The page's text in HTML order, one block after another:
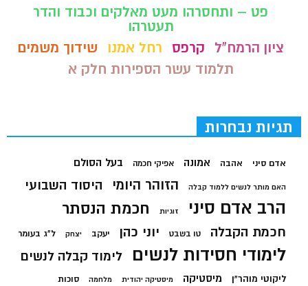
פט – ותחסרהו מעט מאלקים וכבוד והדר
תעטרהו
ציון הרמח"ל
קרפס רחל אמנו
שידוך משמים
תלמוד עשר הספירות חלק א
תגיות נבחרות
אדם סיני אהבה אמונה אפיקי חכמה בעל הסולם
האם מותר לנשים ללמוד קבלה הזוהר היומי היסוד השבועי
הרב אדם סיני זוגיות חכמת הנסתר
חכמת הקבלה טו בשבט יוני כהן יעקב יצחק ל"ג בעומר
לימודי חסידות לנשים לימוד קבלה לנשים
ליקוטי מוהר"ן מיסטיקה מיסטיקה יהודית מלחמה סוכות